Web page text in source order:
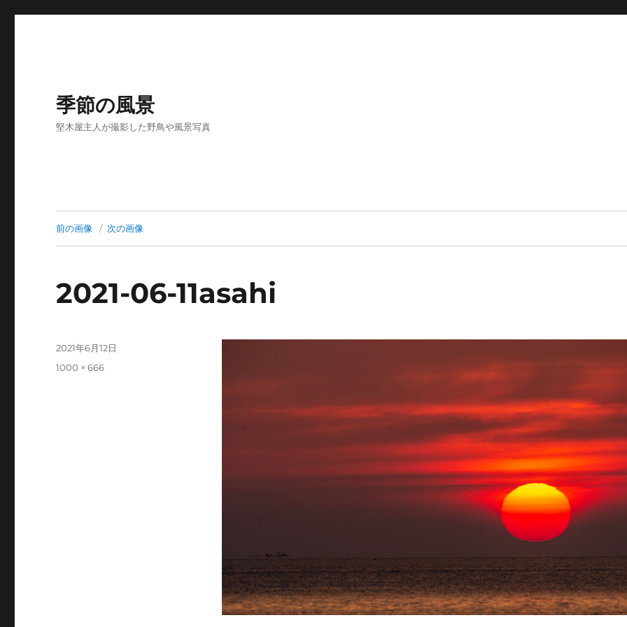
季節の風景
堅木屋主人が撮影した野鳥や風景写真
前の画像 次の画像
2021-06-11asahi
投
2021年6月12日
フ
1000 × 666